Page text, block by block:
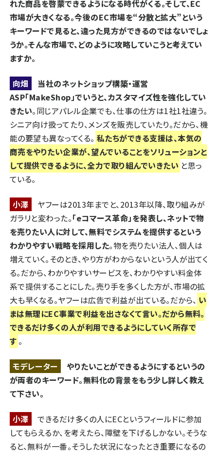
れた商品を啓蒙できるようになる時代がくる。そして、EC
市場が大きくなる。今後のEC市場を“分散と拡大”という
キーワードで見ると、違った見方ができるのではないでしょ
うか。そんな市場で、どのように攻略していこうと考えてい
ますか。
向畑
当社のネットショップ構築・運営
ASP「MakeShop」でいうと、カスタマイズ性を強化してい
きたい。同じアパレル企業でも、仕事の仕方は1社1社違う。
シニア向け扱ってたり、メンズを販売していたり。だから、機
能の要望も異なってくる。 私たちができる支援は、本気の
商売をやりたい企業が、望んでいることをソリューションと
して提供できるように、全力で取り組んでいきたい と思っ
ている。
小澤
ヤフーは2013年までと、2013年以降、取り組みが
ガラリと変わった。「eコマース革命」を発表し、ネットで物
を売りたい人に対して、無料でシステムを提供するという
わかりやすい戦略を採用した。物を売りたい法人、個人は
増えていく。そのとき、やり方がわからないという人が出てく
る。だから、わかりやすいサービスを、わかりやすい料金体
系で提供することにした。売り手を多くした方が、市場の拡
大も早くなる。ヤフーは広告で利益が出ている。だから、 い
まは無理にEC事業で利益を出さなくて言い。だから無料。
できるだけ多くの人が利用できるようにしていく所存で
す 。
モデレーター
やりたいことができるようにするというの
が両者のキーワード。無料化の背景をもう少し詳しく教え
て下さい。
小澤
できるだけ多くの人にECというフィールドに参加
してもらえるか、を考えたら、障壁を下げるしかない。そうな
ると、無料が一番。そうした状況になったとき重要になるの